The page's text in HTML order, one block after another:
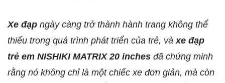
Xe đạp ngày càng trở thành hành trang không thể
thiếu trong quá trình phát triển của trẻ, vàxe đạp
trẻ em NISHIKI MATRIX 20 inches đã chứng minh
rằng nó không chỉ là một chiếc xe đơn giản, mà còn